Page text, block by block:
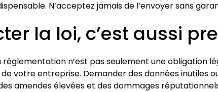
N’acceptez jamais de l’envoyer sans
la loi, c’est aussi
réglementation n’est pas seulement une obligation
votre entreprise. Demander des données
amendes élevées et des dommages